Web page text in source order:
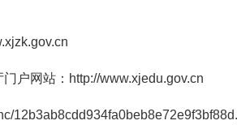
户网站：http://www.xjedu.gov.cn